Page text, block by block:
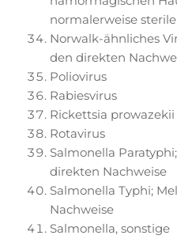
normalerweise
Norwalk-ähnliches
den direkten
Poliovirus
Rabiesvirus
Rickettsia prowazekii
Rotavirus
Salmonella
direkten Nachweise
Salmonella Typhi;
Nachweise
Salmonella, sonstige